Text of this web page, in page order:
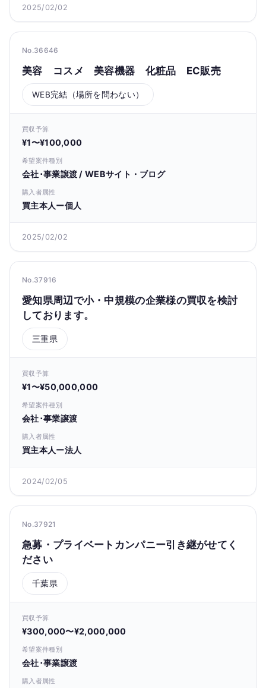
2025/02/02
No.36646
美容 コスメ 美容機器 化粧品 EC販売
WEB完結（場所を問わない）
買収予算
¥1〜¥100,000
希望案件種別
会社･事業譲渡 / WEBサイト・ブログ
購入者属性
買主本人ー個人
2025/02/02
No.37916
愛知県周辺で小・中規模の企業様の買収を検討
しております。
三重県
買収予算
¥1〜¥50,000,000
希望案件種別
会社･事業譲渡
購入者属性
買主本人ー法人
2024/02/05
No.37921
急募・プライベートカンパニー引き継がせてく
ださい
千葉県
買収予算
¥300,000〜¥2,000,000
希望案件種別
会社･事業譲渡
購入者属性